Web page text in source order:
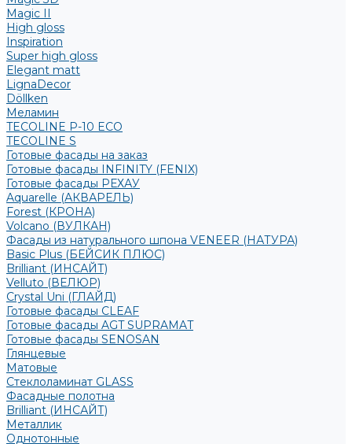
Magic II
High gloss
Inspiration
Super high gloss
Elegant matt
LignaDecor
Döllken
Меламин
TECOLINE P-10 ECO
TECOLINE S
Готовые фасады на заказ
Готовые фасады INFINITY (FENIX)
Готовые фасады РЕХАУ
Aquarelle (АКВАРЕЛЬ)
Forest (КРОНА)
Volcano (ВУЛКАН)
Фасады из натурального шпона VENEER (НАТУРА)
Basic Plus (БЕЙСИК ПЛЮС)
Brilliant (ИНСАЙТ)
Velluto (ВЕЛЮР)
Crystal Uni (ГЛАЙД)
Готовые фасады CLEAF
Готовые фасады AGT SUPRAMAT
Готовые фасады SENOSAN
Глянцевые
Матовые
Стеклоламинат GLASS
Фасадные полотна
Brilliant (ИНСАЙТ)
Металлик
Однотонные